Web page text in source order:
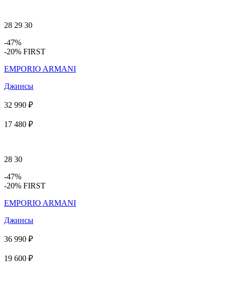
28 29 30
-47%
-20% FIRST
EMPORIO ARMANI
Джинсы
32 990 ₽
17 480 ₽
28 30
-47%
-20% FIRST
EMPORIO ARMANI
Джинсы
36 990 ₽
19 600 ₽